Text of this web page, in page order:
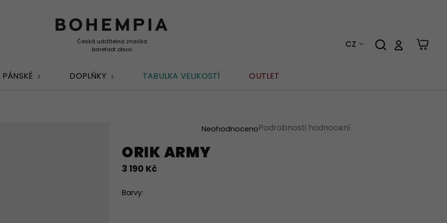
CZ
PÁNSKÉ DOPLŇKY TABULKA VELIKOSTÍ OUTLET
ORIK ARMY
produktu
je
0,0
5
NeohodnocenoPodrobnosti hodnocení
3 190 Kč
Barvy: